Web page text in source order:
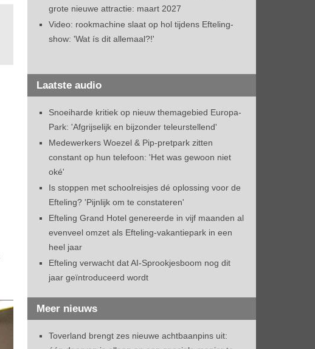
grote nieuwe attractie: maart 2027
Video: rookmachine slaat op hol tijdens Efteling-
show: 'Wat ís dit allemaal?!'
Laatste audio
Snoeiharde kritiek op nieuw themagebied Europa-
Park: 'Afgrijselijk en bijzonder teleurstellend'
Medewerkers Woezel & Pip-pretpark zitten
constant op hun telefoon: 'Het was gewoon niet
oké'
Is stoppen met schoolreisjes dé oplossing voor de
Efteling? 'Pijnlijk om te constateren'
Efteling Grand Hotel genereerde in vijf maanden al
evenveel omzet als Efteling-vakantiepark in een
heel jaar
Efteling verwacht dat AI-Sprookjesboom nog dit
jaar geïntroduceerd wordt
Meer nieuws
Toverland brengt zes nieuwe achtbaanpins uit: